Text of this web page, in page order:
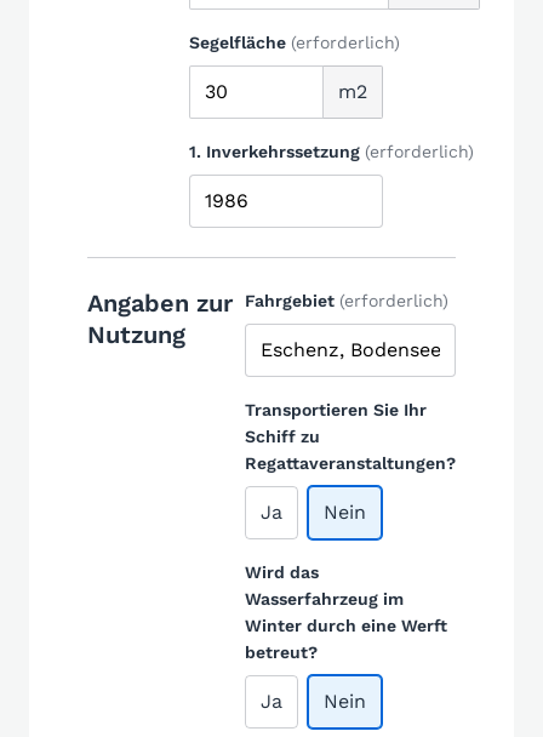
Segelfläche (erforderlich)
m2
1. Inverkehrssetzung (erforderlich)
Angaben zur
Nutzung
Fahrgebiet (erforderlich)
Transportieren Sie Ihr
Schiff zu
Regattaveranstaltungen?
Ja Nein
Wird das
Wasserfahrzeug im
Winter durch eine Werft
betreut?
Ja Nein